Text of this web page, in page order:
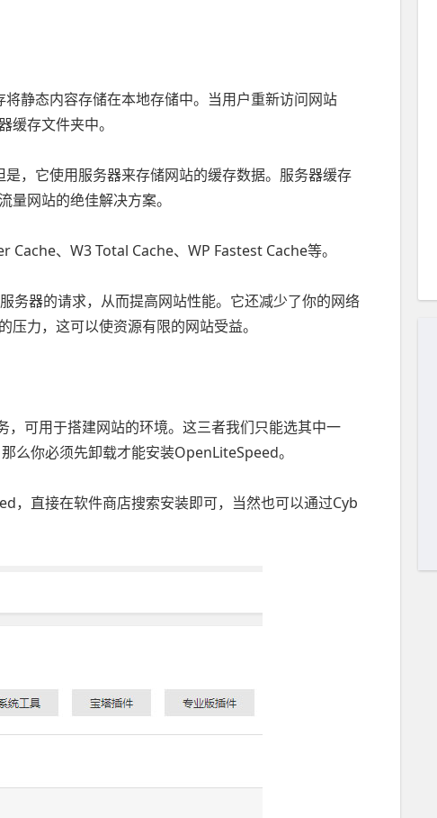
静态内容存储在本地存储中。当用户重新访问网站
缓存文件夹中。
，它使用服务器来存储网站的缓存数据。服务器缓存
网站的绝佳解决方案。
、W3 Total Cache、WP Fastest Cache等。
务器的请求，从而提高网站性能。它还减少了你的网络
力，这可以使资源有限的网站受益。
可用于搭建网站的环境。这三者我们只能选其中一
么你必须先卸载才能安装OpenLiteSpeed。
，直接在软件商店搜索安装即可，当然也可以通过Cyb